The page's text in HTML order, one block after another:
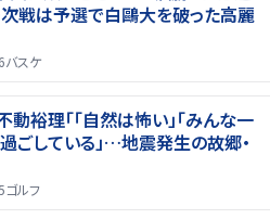
戦は予選で白鷗大を破った高麗
バスケ
動裕理「「自然は怖い」「みんな一
ごしている」…地震発生の故郷・
ゴルフ